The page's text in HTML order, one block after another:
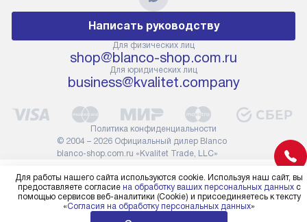
Написать руководству
Для физических лиц
shop@blanco-shop.com.ru
Для юридических лиц
business@kvalitet.company
© 2004 – 2026 Официальный дилер Blanco
blanco-shop.com.ru «Kvalitet Trade, LLC»
Политика конфиденциальности
Для работы нашего сайта используются cookie. Используя наш сайт, вы
предоставляете согласие на обработку ваших персональных данныхс
помощью сервисов веб-аналитики (Cookie) и присоединяетесь к тексту
«Согласия на обработку персональных данных»